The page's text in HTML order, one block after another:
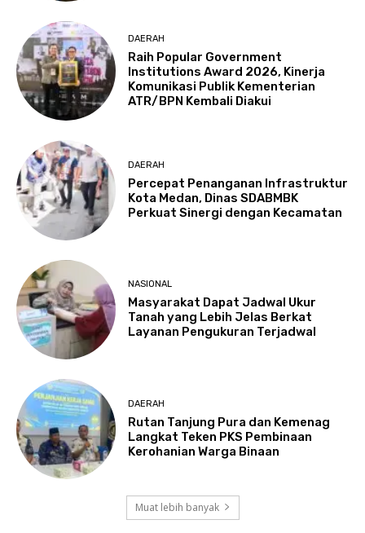
DAERAH
Raih Popular Government
Institutions Award 2026, Kinerja
Komunikasi Publik Kementerian
ATR/BPN Kembali Diakui
DAERAH
Percepat Penanganan Infrastruktur
Kota Medan, Dinas SDABMBK
Perkuat Sinergi dengan Kecamatan
NASIONAL
Masyarakat Dapat Jadwal Ukur
Tanah yang Lebih Jelas Berkat
Layanan Pengukuran Terjadwal
DAERAH
Rutan Tanjung Pura dan Kemenag
Langkat Teken PKS Pembinaan
Kerohanian Warga Binaan
Muat lebih banyak